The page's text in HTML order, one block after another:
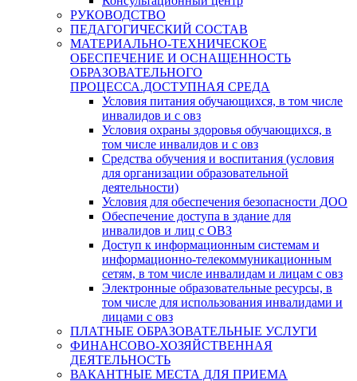
РУКОВОДСТВО
ПЕДАГОГИЧЕСКИЙ СОСТАВ
МАТЕРИАЛЬНО-ТЕХНИЧЕСКОЕ
ОБЕСПЕЧЕНИЕ И ОСНАЩЕННОСТЬ
ОБРАЗОВАТЕЛЬНОГО
ПРОЦЕССА.ДОСТУПНАЯ СРЕДА
Условия питания обучающихся, в том числе
инвалидов и с овз
Условия охраны здоровья обучающихся, в
том числе инвалидов и с овз
Средства обучения и воспитания (условия
для организации образовательной
деятельности)
Условия для обеспечения безопасности ДОО
Обеспечение доступа в здание для
инвалидов и лиц с ОВЗ
Доступ к информационным системам и
информационно-телекоммуникационным
сетям, в том числе инвалидам и лицам с овз
Электронные образовательные ресурсы, в
том числе для использования инвалидами и
лицами с овз
ПЛАТНЫЕ ОБРАЗОВАТЕЛЬНЫЕ УСЛУГИ
ФИНАНСОВО-ХОЗЯЙСТВЕННАЯ
ДЕЯТЕЛЬНОСТЬ
ВАКАНТНЫЕ МЕСТА ДЛЯ ПРИЕМА